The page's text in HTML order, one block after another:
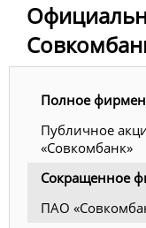
Полное
Публичное
«Совкомбанк»
Сокращенное
ПАО